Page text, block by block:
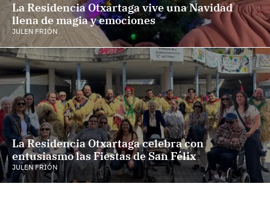
La Residencia Otxartaga vive una Navidad
llena de magia y emociones
JULEN FRIÓN
La Residencia Otxartaga celebra con
entusiasmo las Fiestas de San Félix
JULEN FRIÓN